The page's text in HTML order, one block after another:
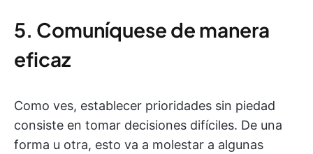
5. Comuníquese de manera
eficaz
Como ves, establecer prioridades sin piedad
consiste en tomar decisiones difíciles. De una
forma u otra, esto va a molestar a algunas